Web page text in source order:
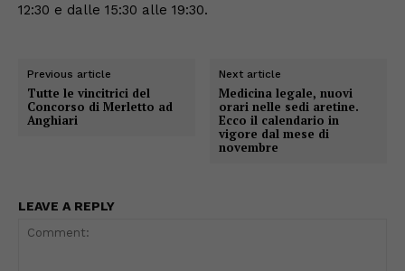
12:30 e dalle 15:30 alle 19:30.
Previous article
Tutte le vincitrici del
Concorso di Merletto ad
Anghiari
Next article
Medicina legale, nuovi
orari nelle sedi aretine.
Ecco il calendario in
vigore dal mese di
novembre
LEAVE A REPLY